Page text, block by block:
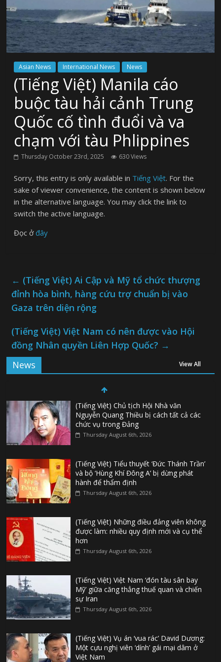
Asian News International News News
(Tiếng Việt) Manila cáo
buộc tàu hải cảnh Trung
Quốc cố tình đuổi và va
chạm với tàu Phlippines
Thursday October 23rd, 2025 630 Views
Sorry, this entry is only available in Tiếng Việt. For the
sake of viewer convenience, the content is shown below
in the alternative language. You may click the link to
switch the active language.
Đọc ởđây
← (Tiếng Việt) Ai Cập và Mỹ tổ chức thượng
đỉnh hòa bình, hàng cứu trợ chuẩn bị vào
Gaza trên diện rộng
(Tiếng Việt) Việt Nam có nên được vào Hội
đồng Nhân quyền Liên Hợp Quốc? →
News
View All
(Tiếng Việt) Chủ tịch Hội Nhà văn
Nguyễn Quang Thiều bị cách tất cả các
chức vụ trong Đảng
Thursday August 6th, 2026
(Tiếng Việt) Tiểu thuyết ‘Đức Thánh Trần’
và bộ ‘Hùng Khí Đông A’ bị dừng phát
hành để thẩm định
Thursday August 6th, 2026
(Tiếng Việt) Những điều đảng viên không
được làm: nhiều quy định mới và cụ thể
hơn
Thursday August 6th, 2026
(Tiếng Việt) Việt Nam ‘đón tàu sân bay
Mỹ’ giữa căng thẳng thuế quan và chiến
sự Iran
Thursday August 6th, 2026
(Tiếng Việt) Vụ án ‘vua rác’ David Dương:
Một cựu nghị viên ‘dính’ gái mại dâm ở
Việt Nam